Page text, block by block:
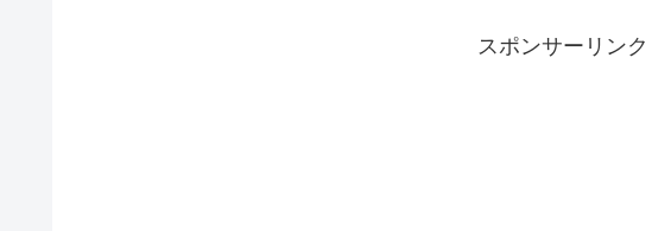
スポンサーリンク